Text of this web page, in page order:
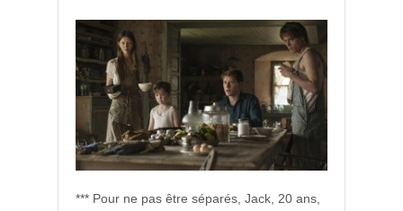
*** Pour ne pas être séparés, Jack, 20 ans,